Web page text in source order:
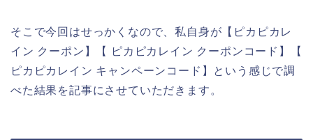
そこで今回はせっかくなので、私自身が【ピカピカレ
イン クーポン】【 ピカピカレイン クーポンコード】【
ピカピカレイン キャンペーンコード】という感じで調
べた結果を記事にさせていただきます。